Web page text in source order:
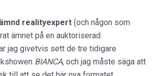
realityexpert (och någon som
ämnet på en auktoriserad
jag givetvis sett de tre tidigare
BIANCA, och jag måste säga att